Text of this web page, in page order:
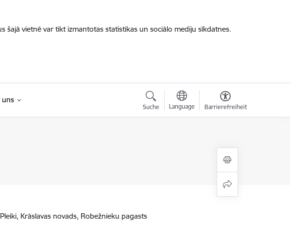
šajā vietnē var tikt izmantotas statistikas un sociālo mediju sīkdatnes.
uns
Suche Language Barrierefreiheit
Krāslavas novads, Robežnieku pagasts